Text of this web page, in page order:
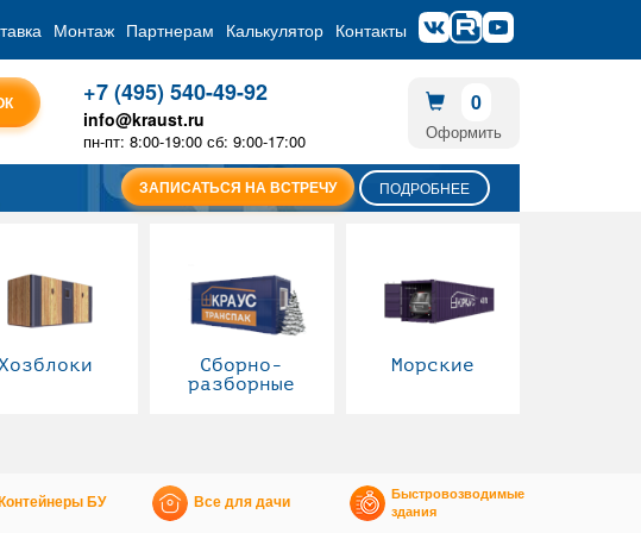
Монтаж Партнерам Калькулятор Контакты
+7 (495) 540-49-92
info@kraust.ru
пн-пт: 8:00-19:00 сб: 9:00-17:00
0
Оформить
ЗАПИСАТЬСЯ НА ВСТРЕЧУ ПОДРОБНЕЕ
Сборно-
разборные
Морские
Контейнеры БУ Все для дачи
Быстровозводимые
здания